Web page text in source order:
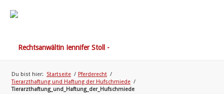
Du bist hier: Startseite / Pferderecht /
Tierarzthaftung und Haftung der Hufschmiede /
Tierarzthaftung_und_Haftung_der_Hufschmiede